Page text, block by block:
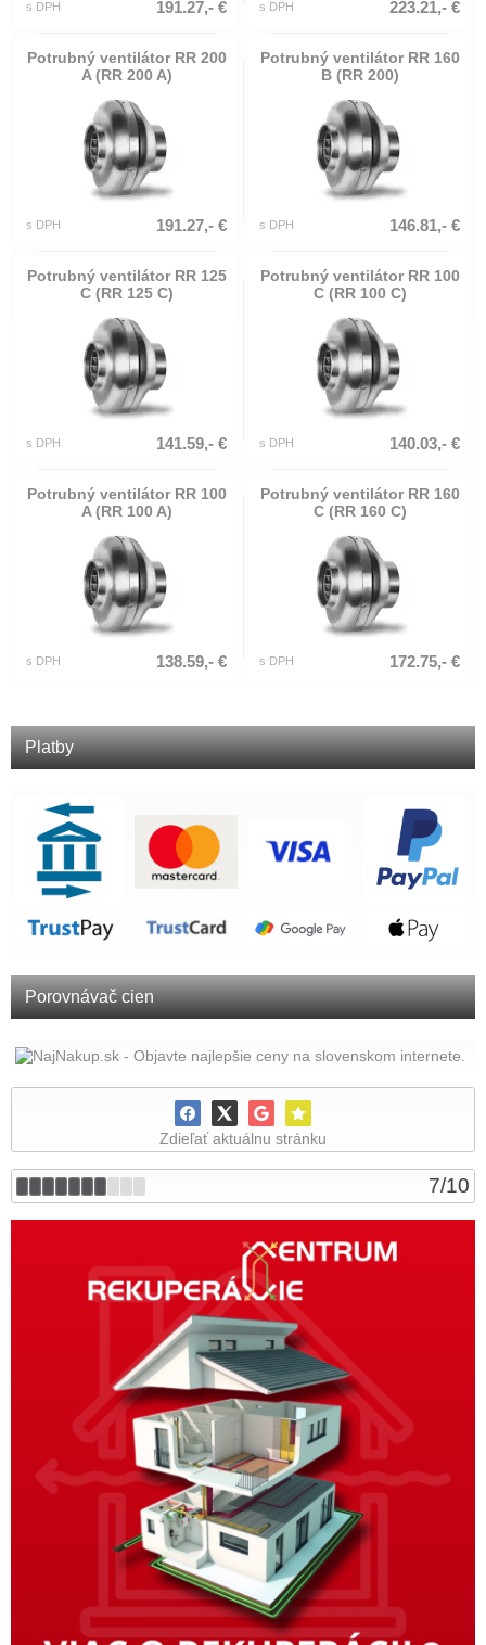
Platby
Porovnávač cien
Zdieľať aktuálnu stránku
7/10
s DPH 191.27,- € s DPH 223.21,- €
Potrubný ventilátor RR 200
A (RR 200 A)
s DPH 191.27,- €
Potrubný ventilátor RR 160
B (RR 200)
s DPH 146.81,- €
Potrubný ventilátor RR 125
C (RR 125 C)
s DPH 141.59,- €
Potrubný ventilátor RR 100
C (RR 100 C)
s DPH 140.03,- €
Potrubný ventilátor RR 100
A (RR 100 A)
s DPH 138.59,- €
Potrubný ventilátor RR 160
C (RR 160 C)
s DPH 172.75,- €